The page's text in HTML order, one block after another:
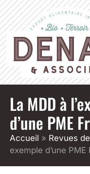
La MDD à
d’une PME
Accueil » Revues
exemple d’une